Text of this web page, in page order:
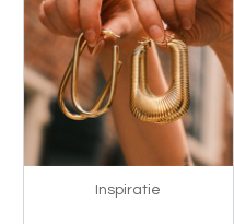
Inspiratie